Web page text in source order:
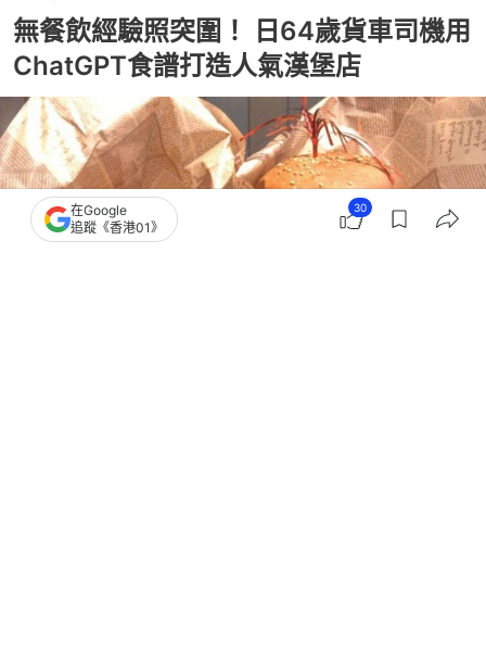
無餐飲經驗照突圍！ 日64歲貨車司機用
ChatGPT食譜打造人氣漢堡店
在Google
追蹤《香港01》
30